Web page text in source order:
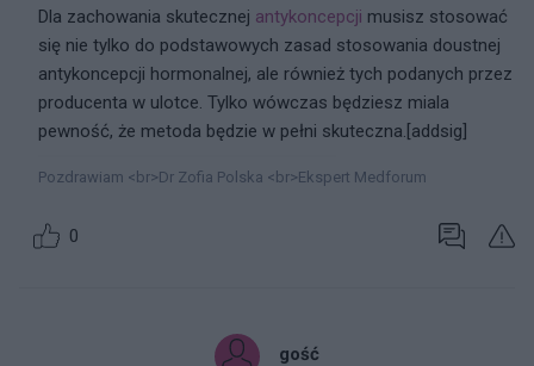
Dla zachowania skutecznej antykoncepcji musisz stosować
się nie tylko do podstawowych zasad stosowania doustnej
antykoncepcji hormonalnej, ale również tych podanych przez
producenta w ulotce. Tylko wówczas będziesz miala
pewność, że metoda będzie w pełni skuteczna.[addsig]
Pozdrawiam <br>Dr Zofia Polska <br>Ekspert Medforum
0
gość